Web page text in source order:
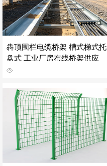
犇顶围栏电缆桥架 槽式梯式托
盘式 工业厂房布线桥架供应